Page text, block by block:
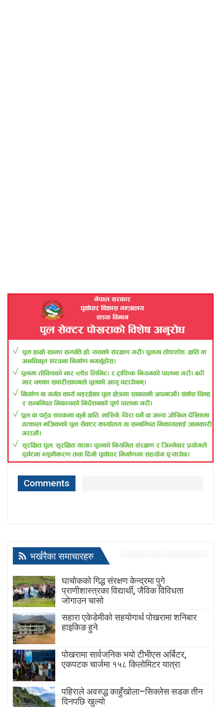
Comments
भर्खरैका समाचारहरु
घाचोकको गिद्ध संरक्षण केन्द्रमा पुगे
प्राणीशास्त्रका विद्यार्थी, जैविक विविधता
जोगाउन चासो
सहारा एकेडेमीको सहयोगार्थ पोखरामा शनिबार
हाइकिङ हुने
पोखरामा सार्वजनिक भयो टीभीएस अर्बिटर,
एकपटक चार्जमा १५८ किलोमिटर यात्रा
पहिराले अवरुद्ध काहुँखोला–सिक्लेस सडक तीन
दिनपछि खुल्यो